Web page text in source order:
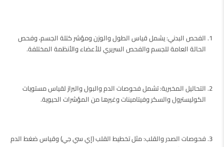
الفحص البدني: يشمل قياس الطول والوزن ومؤشر كتلة الجسم، وفحص
الحالة العامة للجسم والفحص السريري للأعضاء والأنظمة المختلفة.
التحاليل المخبرية: تشمل فحوصات الدم والبول والبراز لقياس مستويات
الكوليسترول والسكر وفيتامينات وغيرها من المؤشرات الحيوية.
فحوصات الصدر والقلب: مثل تخطيط القلب (إي سي جي) وقياس ضغط الدم